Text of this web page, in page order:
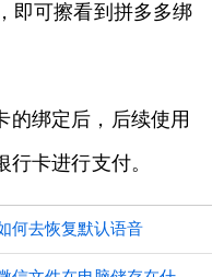
即可擦看到拼多多绑
的绑定后，后续使用
卡进行支付。
何去恢复默认语音